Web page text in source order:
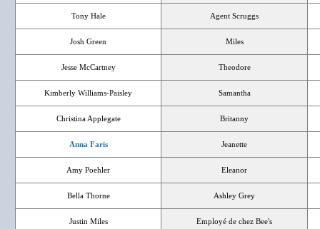
Tony Hale Agent Scruggs
Josh Green Miles
Jesse McCartney Theodore
Kimberly Williams-Paisley Samantha
Christina Applegate Britanny
Anna Faris Jeanette
Amy Poehler Eleanor
Bella Thorne Ashley Grey
Justin Miles Employé de chez Bee's